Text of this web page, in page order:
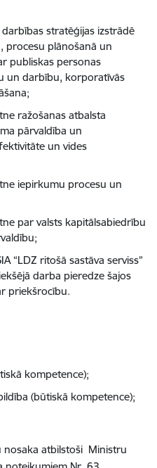
stratēģijas izstrādē
procesu plānošanā un
publiskas personas
un darbību, korporatīvās
ražošanas atbalsta
pārvaldība un
un vides
iepirkumu procesu un
par valsts kapitālsabiedrību
“LDZ ritošā sastāva serviss”
darba pieredze šajos
priekšrocību.
kompetence);
(būtiskā kompetence);
nosaka atbilstoši Ministru